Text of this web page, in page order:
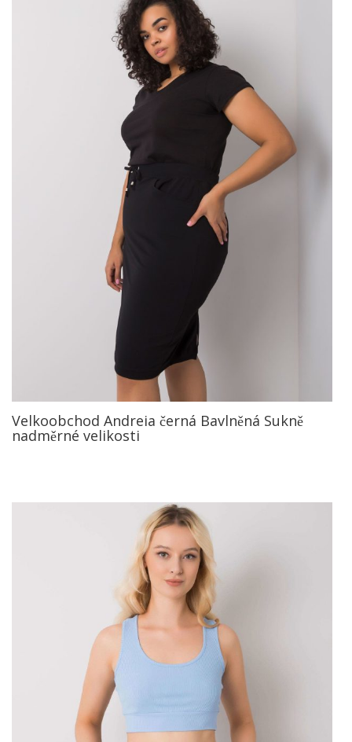
Velkoobchod Andreia černá Bavlněná Sukně
nadměrné velikosti